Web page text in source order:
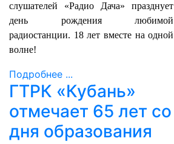
слушателей «Радио Дача» празднует
день рождения любимой
радиостанции. 18 лет вместе на одной
волне!
Подробнее ...
ГТРК «Кубань»
отмечает 65 лет со
дня образования